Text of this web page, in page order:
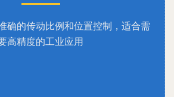
确的传动比例和位置控制，适合需
高精度的工业应用